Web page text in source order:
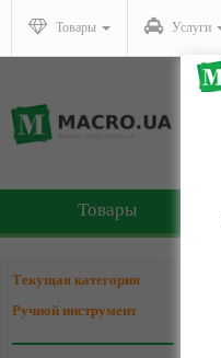
Товары Услуги
Товары
Текущая категория
Ручной инструмент